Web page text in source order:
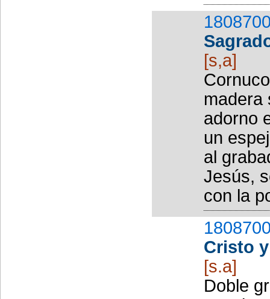
[s,a]
madera
adorno
un
al
Jesús,
con la
Cristo
[s.a]
Doble